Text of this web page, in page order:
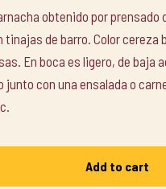
obtenido por
de barro. Color cereza
En boca es ligero, de baja
junto con una ensalada o
Add to cart